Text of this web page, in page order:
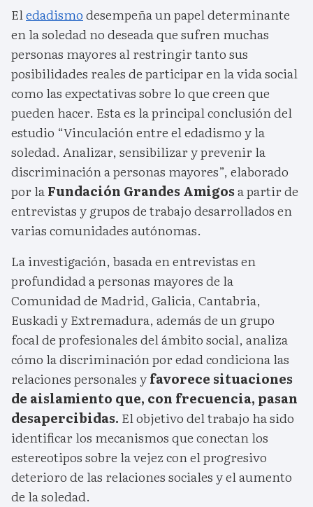
Eledadismodesempeña un papel determinante
en la soledad no deseada que sufren muchas
personas mayores al restringir tanto sus
posibilidades reales de participar en la vida social
como las expectativas sobre lo que creen que
pueden hacer. Esta es la principal conclusión del
estudio “Vinculación entre el edadismo y la
soledad. Analizar, sensibilizar y prevenir la
discriminación a personas mayores”, elaborado
por laFundación Grandes Amigosa partir de
entrevistas y grupos de trabajo desarrollados en
varias comunidades autónomas.
La investigación, basada en entrevistas en
profundidad a personas mayores de la
Comunidad de Madrid, Galicia, Cantabria,
Euskadi y Extremadura, además de un grupo
focal de profesionales del ámbito social, analiza
cómo la discriminación por edad condiciona las
relaciones personales yfavorece situaciones
de aislamiento que, con frecuencia, pasan
desapercibidas. El objetivo del trabajo ha sido
identificar los mecanismos que conectan los
estereotipos sobre la vejez con el progresivo
deterioro de las relaciones sociales y el aumento
de la soledad.